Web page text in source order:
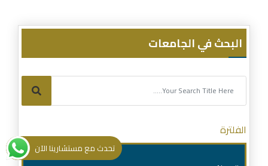
البحث في الجامعات
الفلترة
تحدث مع مستشارينا الآن